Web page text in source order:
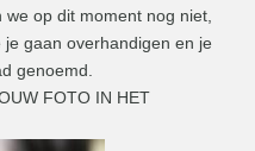
op dit moment nog niet,
gaan overhandigen en je
genoemd.
FOTO IN HET